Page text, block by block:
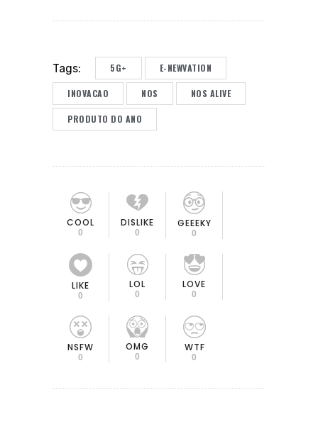
Tags: 5G+ E-NEWVATION
INOVACAO NOS NOS ALIVE
PRODUTO DO ANO
COOL
0
DISLIKE
0
GEEEKY
0
LIKE
0
LOL
0
LOVE
0
NSFW
0
OMG
0
WTF
0